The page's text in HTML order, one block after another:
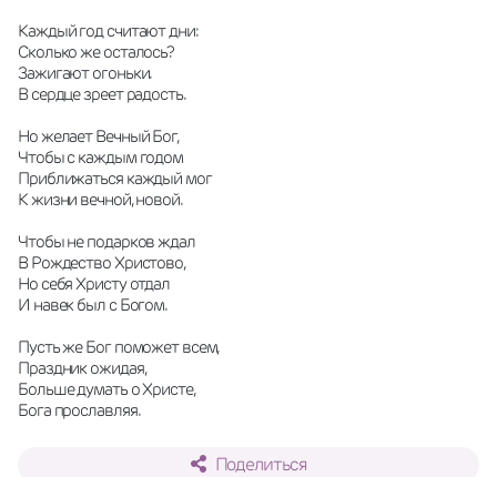
Каждый год считают дни:
Сколько же осталось?
Зажигают огоньки.
В сердце зреет радость.
Но желает Вечный Бог,
Чтобы с каждым годом
Приближаться каждый мог
К жизни вечной, новой.
Чтобы не подарков ждал
В Рождество Христово,
Но себя Христу отдал
И навек был с Богом.
Пусть же Бог поможет всем,
Праздник ожидая,
Больше думать о Христе,
Бога прославляя.
Поделиться